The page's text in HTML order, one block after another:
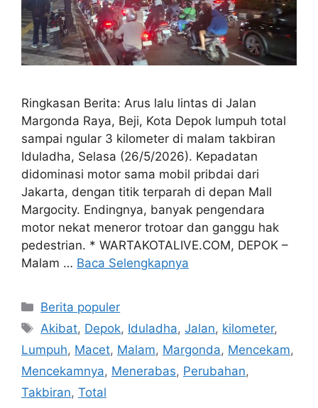
Ringkasan Berita: Arus lalu lintas di Jalan
Margonda Raya, Beji, Kota Depok lumpuh total
sampai ngular 3 kilometer di malam takbiran
Iduladha, Selasa (26/5/2026). Kepadatan
didominasi motor sama mobil pribdai dari
Jakarta, dengan titik terparah di depan Mall
Margocity. Endingnya, banyak pengendara
motor nekat meneror trotoar dan ganggu hak
pedestrian. * WARTAKOTALIVE.COM, DEPOK –
Malam … Baca Selengkapnya
Kategori
Berita populer
Tag
Akibat, Depok, Iduladha,Jalan, kilometer,
Lumpuh, Macet, Malam, Margonda, Mencekam,
Mencekamnya, Menerabas, Perubahan,
Takbiran, Total